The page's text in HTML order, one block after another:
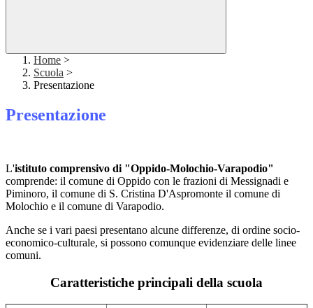
Home >
Scuola >
Presentazione
Presentazione
L'istituto comprensivo di "Oppido-Molochio-Varapodio"
comprende: il comune di Oppido con le frazioni di Messignadi e
Piminoro, il comune di S. Cristina D'Aspromonte il comune di
Molochio e il comune di Varapodio.
Anche se i vari paesi presentano alcune differenze, di ordine socio-
economico-culturale, si possono comunque evidenziare delle linee
comuni.
Caratteristiche principali della scuola